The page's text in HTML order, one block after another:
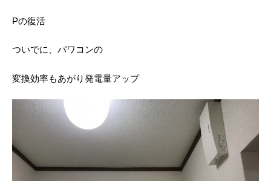
Pの復活
ついでに、パワコンの
変換効率もあがり発電量アップ